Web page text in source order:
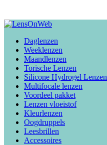
Daglenzen
Weeklenzen
Maandlenzen
Torische Lenzen
Silicone Hydrogel Lenzen
Multifocale lenzen
Voordeel pakket
Lenzen vloeistof
Kleurlenzen
Oogdruppels
Leesbrillen
Accessoires